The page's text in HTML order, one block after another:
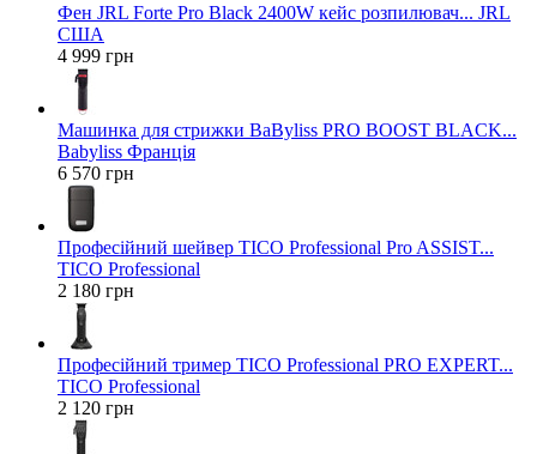
Фен JRL Forte Pro Black 2400W кейс розпилювач... JRL
США
4 999 грн
Машинка для стрижки BaByliss PRO BOOST BLACK...
Babyliss Франція
6 570 грн
Професійний шейвер TICO Professional Pro ASSIST...
TICO Professional
2 180 грн
Професійний тример TICO Professional PRO EXPERT...
TICO Professional
2 120 грн